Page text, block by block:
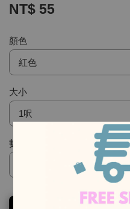
NT$ 55
顏色
大小
數量